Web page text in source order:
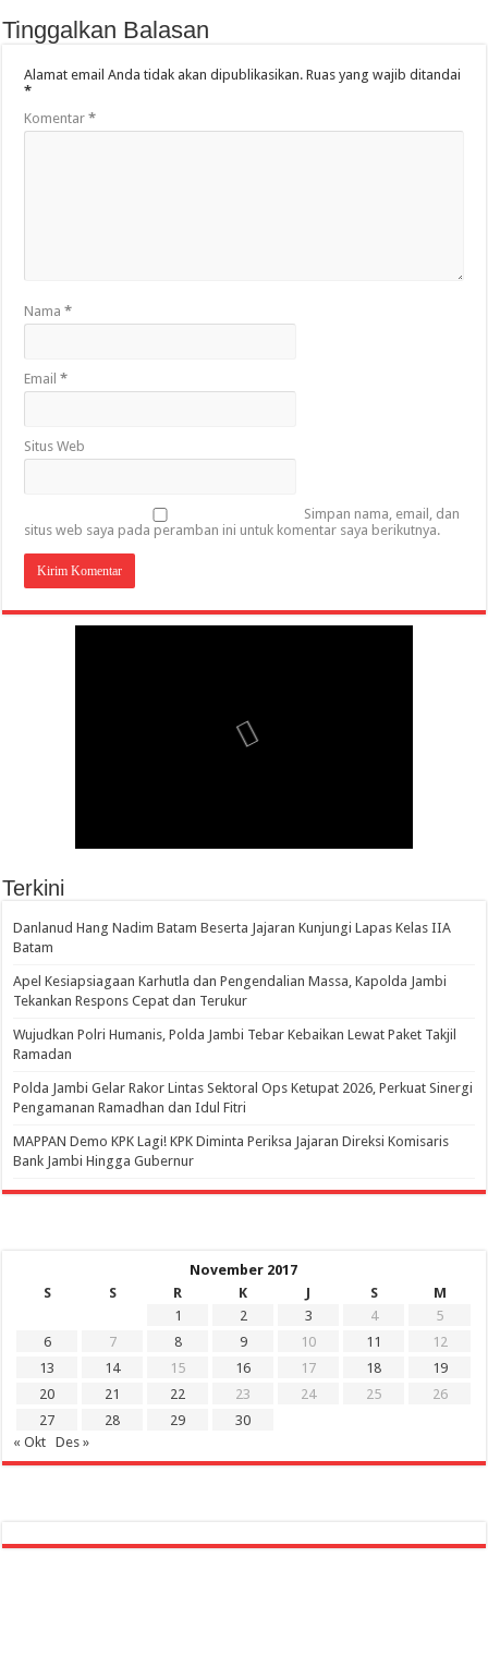
Tinggalkan Balasan
Alamat email Anda tidak akan dipublikasikan. Ruas yang wajib ditandai
*
Komentar*
Nama*
Email*
Situs Web
Simpan nama, email, dan
situs web saya pada peramban ini untuk komentar saya berikutnya.
Terkini
Danlanud Hang Nadim Batam Beserta Jajaran Kunjungi Lapas Kelas IIA
Batam
Apel Kesiapsiagaan Karhutla dan Pengendalian Massa, Kapolda Jambi
Tekankan Respons Cepat dan Terukur
Wujudkan Polri Humanis, Polda Jambi Tebar Kebaikan Lewat Paket Takjil
Ramadan
Polda Jambi Gelar Rakor Lintas Sektoral Ops Ketupat 2026, Perkuat Sinergi
Pengamanan Ramadhan dan Idul Fitri
‎MAPPAN Demo KPK Lagi! KPK Diminta Periksa Jajaran Direksi Komisaris
Bank Jambi Hingga Gubernur ‎
November 2017
S
S R K J S
M
1
2 3 4
5
6
7 8 9 10 11
12
13
14 15 16 17 18
19
20
21 22 23 24 25
26
27
28 29
30
« Okt
Des »